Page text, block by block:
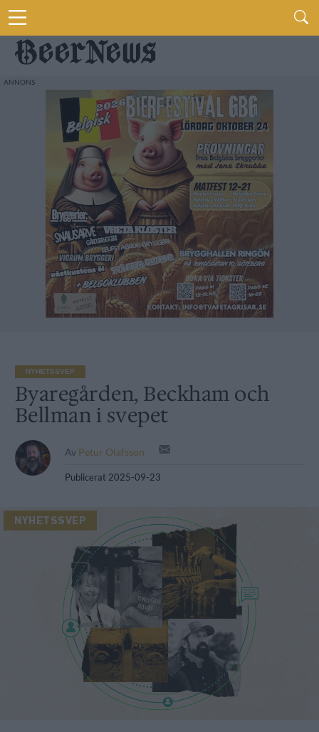
NYHETSSVEP
Byaregården, Beckham och
Bellman i svepet
Av Petur Olafsson
Publicerat 2025-09-23
NYHETSSVEP